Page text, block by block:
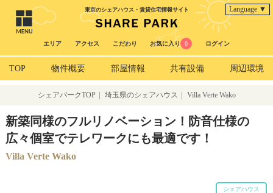
東京のシェアハウス・賃貸住宅情報サイト Language ▼
エリア アクセス こだわり お気に入り 0 ログイン
TOP 物件概要 部屋情報 共有設備 周辺環境
シェアパークTOP 埼玉県のシェアハウス Villa Verte Wako
新築同様のフルリノベーション！防音仕様の
広々個室でテレワークにも最適です！
Villa Verte Wako
シェアハウス